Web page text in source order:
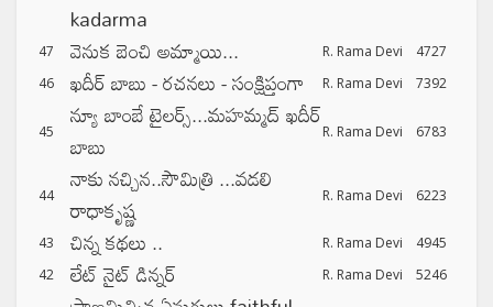
kadarma
47 వెనుక బెంచి అమ్మాయి... R. Rama Devi
4727
46
ఖదీర్ బాబు - రచనలు - సంక్షిప్తంగా R. Rama Devi 7392
45
న్యూ బాంబే టైలర్స్...మహమ్మద్ ఖదీర్
బాబు
R. Rama Devi 6783
44
నాకు నచ్చిన..సౌమిత్రి ...వడలి
రాధాకృష్ణ
R. Rama Devi 6223
43 చిన్న కథలు .. R. Rama Devi
4945
42
లేట్ నైట్ డిన్నర్ R. Rama Devi 5246